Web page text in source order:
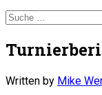
Written by Mike